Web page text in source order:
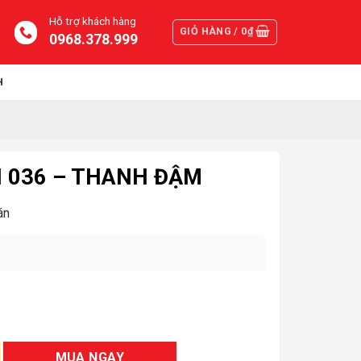
Hỗ trợ khách hàng
0968.378.999 GIỎ HÀNG / 0₫
036 – THANH ĐẬM
MUA NGAY